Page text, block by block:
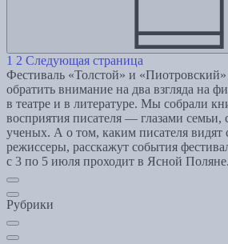
1 2 Следующая страница
Фестиваль «Толстой» и
обратить внимание на два взгляда на
в театре и в литературе. Мы собрали
восприятия писателя — глазами семьи,
ученых. А о том, каким писателя видят
режиссеры, расскажут события
с 3 по 5 июля проходит в Ясной Поляне.
Рубрики